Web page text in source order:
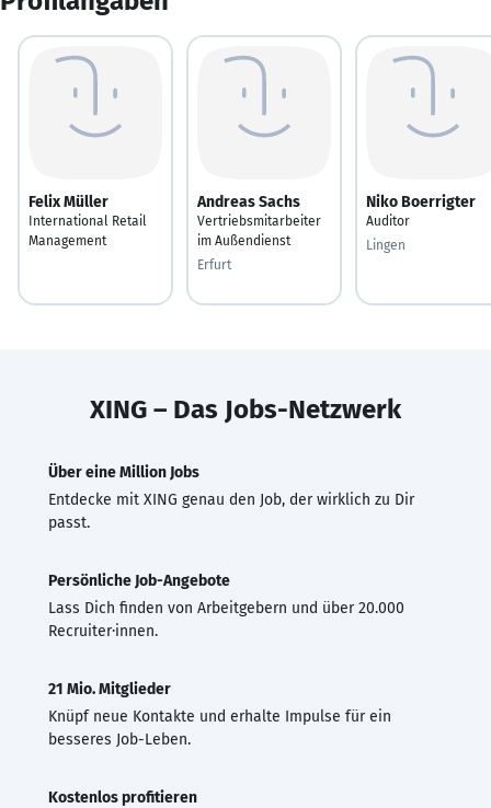
Felix Müller
International Retail
Management
Andreas Sachs
Vertriebsmitarbeiter
im Außendienst
Erfurt
Niko Boerrigter
Auditor
Lingen
XING – Das Jobs-Netzwerk
Über eine Million Jobs
Entdecke mit XING genau den Job, der wirklich zu Dir
passt.
Persönliche Job-Angebote
Lass Dich finden von Arbeitgebern und über 20.000
Recruiter·innen.
21 Mio. Mitglieder
Knüpf neue Kontakte und erhalte Impulse für ein
besseres Job-Leben.
Kostenlos profitieren